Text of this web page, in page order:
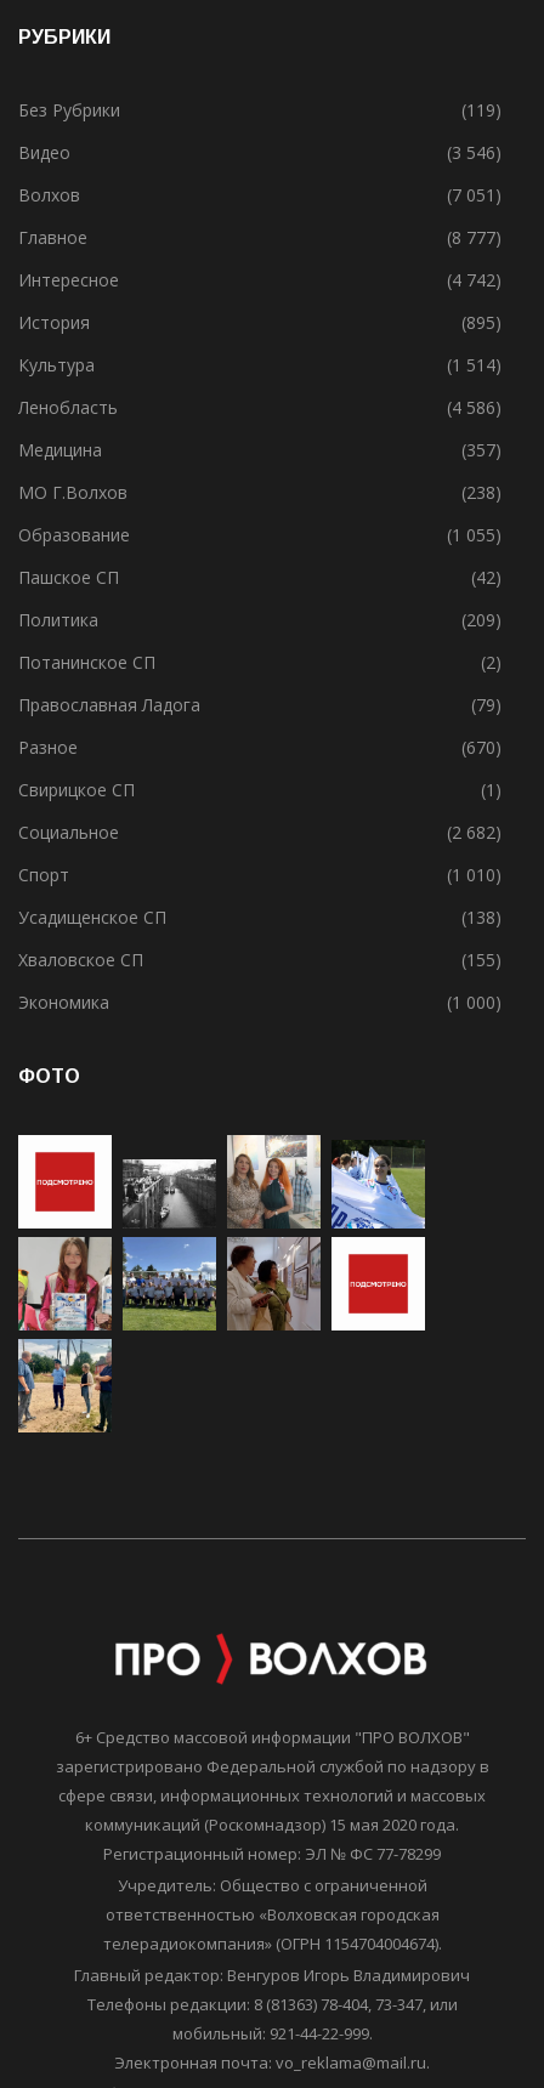
РУБРИКИ
Без Рубрики
(119)
Видео
(3 546)
Волхов
(7 051)
Главное
(8 777)
Интересное
(4 742)
История
(895)
Культура
(1 514)
Ленобласть
(4 586)
Медицина
(357)
МО Г.Волхов
(238)
Образование
(1 055)
Пашское СП
(42)
Политика
(209)
Потанинское СП
(2)
Православная Ладога
(79)
Разное
(670)
Свирицкое СП
(1)
Социальное
(2 682)
Спорт
(1 010)
Усадищенское СП
(138)
Хваловское СП
(155)
Экономика
(1 000)
ФОТО
6+ Средство массовой информации "ПРО ВОЛХОВ"
зарегистрировано Федеральной службой по надзору в
сфере связи, информационных технологий и массовых
коммуникаций (Роскомнадзор) 15 мая 2020 года.
Регистрационный номер: ЭЛ № ФС 77-78299
Учредитель: Общество с ограниченной
ответственностью «Волховская городская
телерадиокомпания» (ОГРН 1154704004674).
Главный редактор: Венгуров Игорь Владимирович
Телефоны редакции: 8 (81363) 78-404, 73-347, или
мобильный: 921-44-22-999.
Электронная почта: vo_reklama@mail.ru.